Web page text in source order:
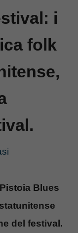
i
folk
Blues
del festival.